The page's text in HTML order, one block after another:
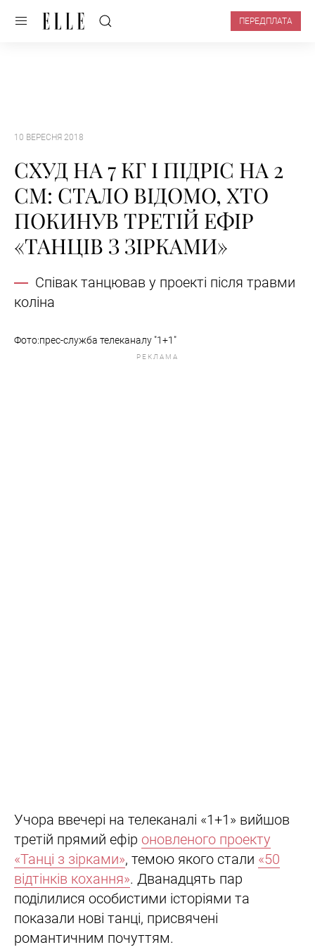
ПЕРЕДПЛАТА
10 ВЕРЕСНЯ 2018
СХУД НА 7 КГ І ПІДРІС НА 2
СМ: СТАЛО ВІДОМО, ХТО
ПОКИНУВ ТРЕТІЙ ЕФІР
«ТАНЦІВ З ЗІРКАМИ»
Співак танцював у проекті після травми
коліна
Фото:прес-служба телеканалу "1+1"
РЕКЛАМА
Учора ввечері на телеканалі «1+1» вийшов
третій прямий ефір оновленого проекту
«Танці з зірками», темою якого стали «50
відтінків кохання». Дванадцять пар
поділилися особистими історіями та
показали нові танці, присвячені
романтичним почуттям.